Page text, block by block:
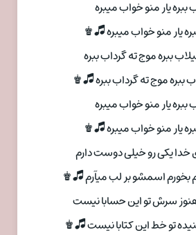
ببره یار منو خواب میبره
یار منو خواب میبره 🎜♚
ببره موج ته گرداب ببره
ببره موج ته گرداب ببره 🎜♚
ببره یار منو خواب میبره
یار منو خواب میبره 🎜♚
خدا یکی رو خیلی دوست دارم
اسمشو بر لب میآرم 🎜♚
سرش تو این حسابا نیست
تو خط این کتابا نیست 🎜♚